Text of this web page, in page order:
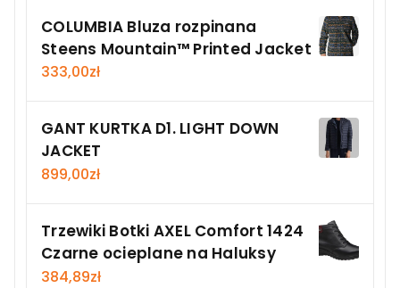
COLUMBIA Bluza rozpinana
Steens Mountain™ Printed Jacket
333,00zł
GANT KURTKA D1. LIGHT DOWN
JACKET
899,00zł
Trzewiki Botki AXEL Comfort 1424
Czarne ocieplane na Haluksy
384,89zł